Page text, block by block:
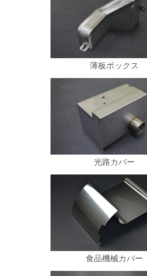
薄板ボックス
光路カバー
食品機械カバー